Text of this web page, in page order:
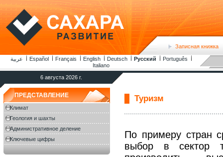
Записная книжка
عربية Español Français English Deutsch Русский
Português
Italiano
6 августа 2026 г.
ПРЕДСТАВЛЕНИЕ
Климат
Геология и шахты
Административное деление
Ключевые цифры
Туризм
По примеру стран
выбор в сектор